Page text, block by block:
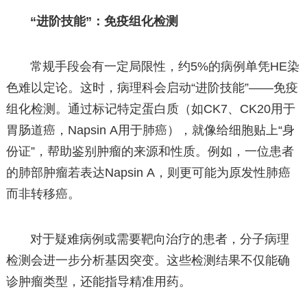
“进阶技能”：免疫组化检测
常规手段会有一定局限性，约5%的病例单凭HE染
色难以定论。这时，病理科会启动“进阶技能”——免疫
组化检测。通过标记特定蛋白质（如CK7、CK20用于
胃肠道癌，Napsin A用于肺癌），就像给细胞贴上“身
份证”，帮助鉴别肿瘤的来源和性质。例如，一位患者
的肺部肿瘤若表达Napsin A，则更可能为原发性肺癌
而非转移癌。
对于疑难病例或需要靶向治疗的患者，分子病理
检测会进一步分析基因突变。这些检测结果不仅能确
诊肿瘤类型，还能指导精准用药。